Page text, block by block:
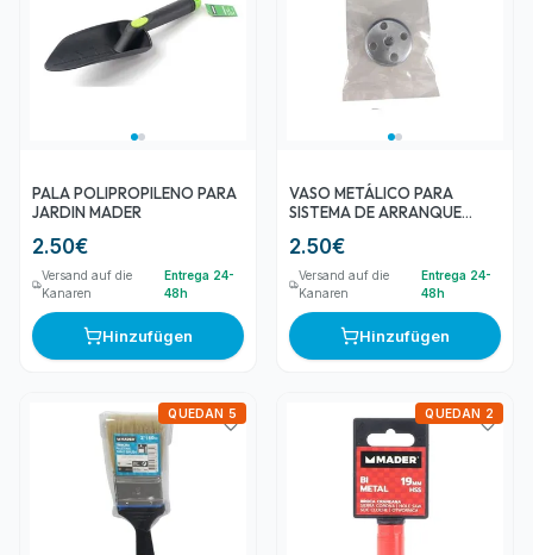
PALA POLIPROPILENO PARA
JARDIN MADER
2.50€
Versand auf die
Kanaren
Entrega 24-
48h
Hinzufügen
VASO METÁLICO PARA
SISTEMA DE ARRANQUE
2.50€
Versand auf die
Kanaren
Entrega 24-
48h
Hinzufügen
QUEDAN 5 QUEDAN 2